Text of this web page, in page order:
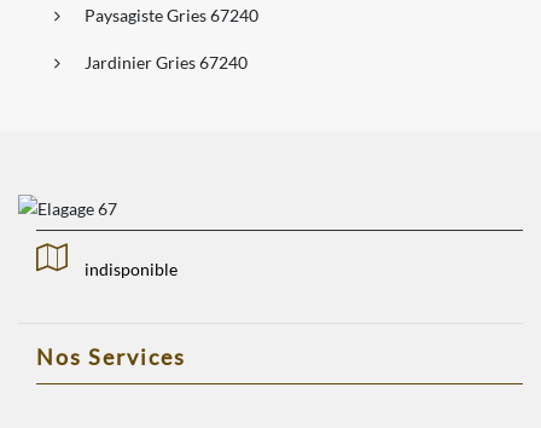
Paysagiste Gries 67240
Jardinier Gries 67240
indisponible
Nos Services